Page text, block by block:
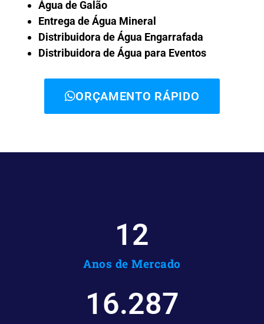
Água de Galão
Entrega de Água Mineral
Distribuidora de Água Engarrafada
Distribuidora de Água para Eventos
ORÇAMENTO RÁPIDO
Anos de Mercado
12
16.287